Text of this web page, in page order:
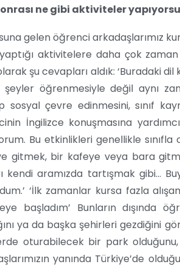
ne gibi aktiviteler
gelen öğrenci arkadaşlarımız
aktivitelere daha çok zaman
şu cevapları aldık: ‘Buradaki
öğrenmesiyle değil aynı
sosyal çevre edinmesini, sınıf
İngilizce konuşmasına
Bu etkinlikleri genellikle
gitmek, bir kafeye veya bara
kendi aramızda tartışmak gibi…
‘İlk zamanlar kursa fazla
başladım’ Bunların dışında
ya da başka şehirleri gezdiğini
oturabilecek bir park
yanında Türkiye’de